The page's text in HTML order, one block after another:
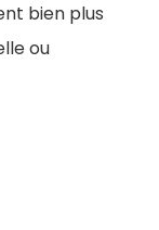
bien plus
ou